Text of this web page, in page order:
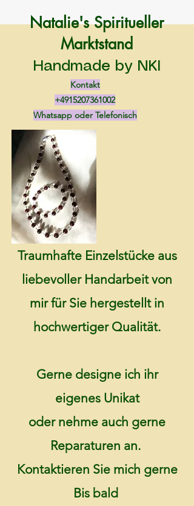
Natalie's Spiritueller
Marktstand
Handmade by NKI
Kontakt
+4915207361002
Whatsapp oder Telefonisch
Traumhafte Einzelstücke aus
liebevoller Handarbeit von
mir für Sie hergestellt in
hochwertiger Qualität.
Gerne designe ich ihr
eigenes Unikat
oder nehme auch gerne
Reparaturen an.
Kontaktieren Sie mich gerne
Bis bald